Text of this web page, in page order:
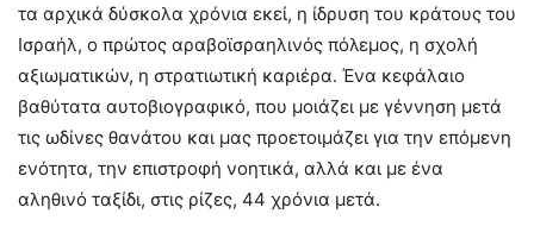
τα αρχικά δύσκολα χρόνια εκεί, η ίδρυση του κράτους του
Ισραήλ, ο πρώτος αραβοϊσραηλινός πόλεμος, η σχολή
αξιωματικών, η στρατιωτική καριέρα. Ένα κεφάλαιο
βαθύτατα αυτοβιογραφικό, που μοιάζει με γέννηση μετά
τις ωδίνες θανάτου και μας προετοιμάζει για την επόμενη
ενότητα, την επιστροφή νοητικά, αλλά και με ένα
αληθινό ταξίδι, στις ρίζες, 44 χρόνια μετά.